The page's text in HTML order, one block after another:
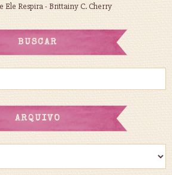
Ele Respira - Brittainy C. Cherry
BUSCAR
ARQUIVO